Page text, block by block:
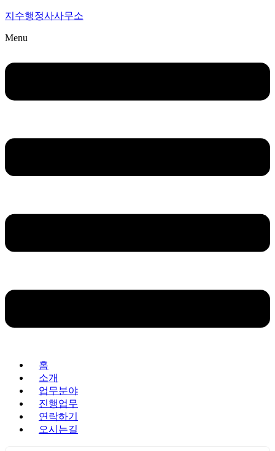
지수행정사사무소
Menu
홈
소개
업무분야
진행업무
연락하기
오시는길